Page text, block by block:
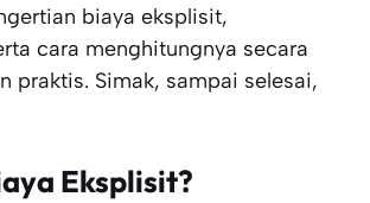
biaya eksplisit,
cara menghitungnya secara
praktis. Simak, sampai selesai,
Eksplisit?